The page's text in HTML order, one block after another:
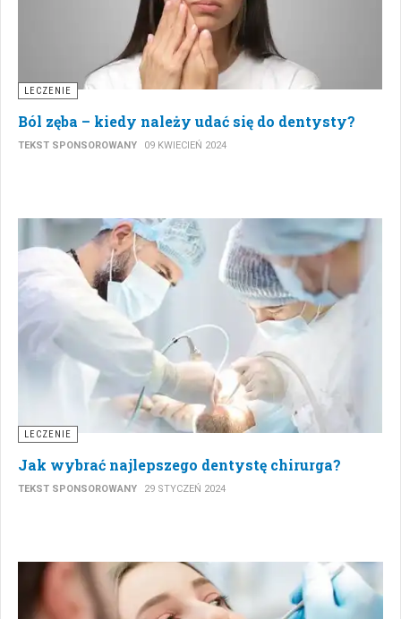
LECZENIE
Ból zęba – kiedy należy udać się do dentysty?
TEKST SPONSOROWANY 09 KWIECIEŃ 2024
LECZENIE
Jak wybrać najlepszego dentystę chirurga?
TEKST SPONSOROWANY 29 STYCZEŃ 2024